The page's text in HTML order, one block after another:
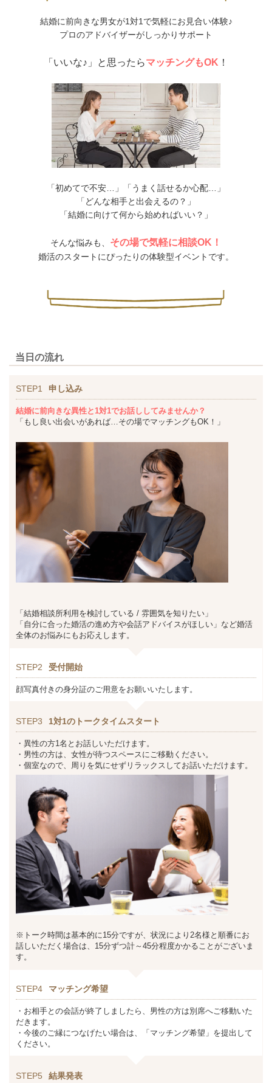
結婚に前向きな男女が1対1で気軽にお見合い体験♪
プロのアドバイザーがしっかりサポート
「いいな♪」と思ったらマッチングもOK ！
「初めてで不安…」「うまく話せるか心配…」
「どんな相手と出会えるの？」
「結婚に向けて何から始めればいい？」
そんな悩みも、 その場で気軽に相談OK！
婚活のスタートにぴったりの体験型イベントです。
当日の流れ
STEP1 申し込み
結婚に前向きな異性と1対1でお話ししてみませんか？
「もし良い出会いがあれば…その場でマッチングもOK！」
「結婚相談所利用を検討している / 雰囲気を知りたい」
「自分に合った婚活の進め方や会話アドバイスがほしい」など婚活
全体のお悩みにもお応えします。
STEP2 受付開始
顔写真付きの身分証のご用意をお願いいたします。
STEP3 1対1のトークタイムスタート
・異性の方1名とお話しいただけます。
・男性の方は、女性が待つスペースにご移動ください。
・個室なので、周りを気にせずリラックスしてお話いただけます。
※トーク時間は基本的に15分ですが、状況により2名様と順番にお
話しいただく場合は、15分ずつ計～45分程度かかることがございま
す。
STEP4 マッチング希望
・お相手との会話が終了しましたら、男性の方は別席へご移動いた
だきます。
・今後のご縁につなげたい場合は、「マッチング希望」を提出して
ください。
STEP5 結果発表